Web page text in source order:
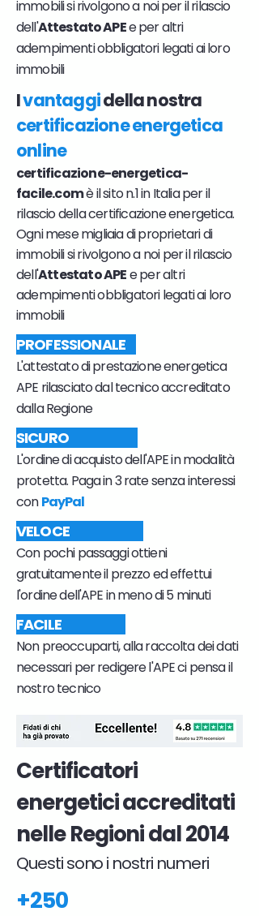
immobili si rivolgono a noi per il rilascio
dell'Attestato APEe per altri
adempimenti obbligatori legati ai loro
immobili
Ivantaggidella nostra
certificazione energetica
online
certificazione-energetica-
facile.comè il sito n.1 in Italia per il
rilascio della certificazione energetica.
Ogni mese migliaia di proprietari di
immobili si rivolgono a noi per il rilascio
dell'Attestato APEe per altri
adempimenti obbligatori legati ai loro
immobili
PROFESSIONALE
L'attestato di prestazione energetica
APE rilasciato dal tecnico accreditato
dalla Regione
SICURO
L'ordine di acquisto dell'APE in modalità
protetta. Paga in 3 rate senza interessi
conPayPal
VELOCE
Con pochi passaggi ottieni
gratuitamente il prezzo ed effettui
l'ordine dell'APE in meno di 5 minuti
FACILE
Non preoccuparti, alla raccolta dei dati
necessari per redigere l'APE ci pensa il
nostro tecnico
Certificatori
energetici accreditati
nelle Regioni dal 2014
Questi sono i nostri numeri
+250